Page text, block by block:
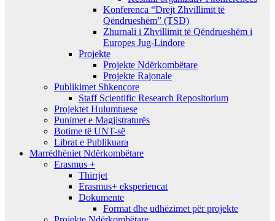
Konferenca “Drejt Zhvillimit të
Qëndrueshëm” (TSD)
Zhurnali i Zhvillimit të Qëndrueshëm i
Europes Jug-Lindore
Projekte
Projekte Ndërkombëtare
Projekte Rajonale
Publikimet Shkencore
Staff Scientific Research Repositorium
Projektet Hulumtuese
Punimet e Magjistraturës
Botime të UNT-së
Librat e Publikuara
Marrëdhëniet Ndërkombëtare
Erasmus +
Thirrjet
Erasmus+ eksperiencat
Dokumente
Format dhe udhëzimet për projekte